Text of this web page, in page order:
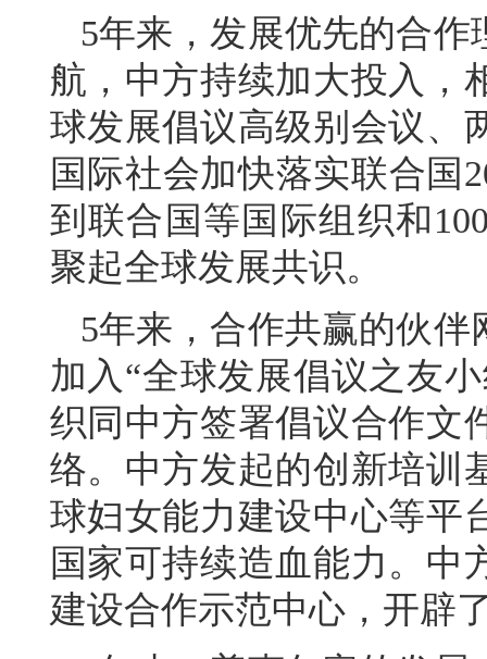
5年来，发展优先的合
航，中方持续加大投入，
球发展倡议高级别会议、
国际社会加快落实联合国
到联合国等国际组织和
聚起全球发展共识。
5年来，合作共赢的伙
加入“全球发展倡议之友
织同中方签署倡议合作文
络。中方发起的创新培训
球妇女能力建设中心等平
国家可持续造血能力。中
建设合作示范中心，开辟